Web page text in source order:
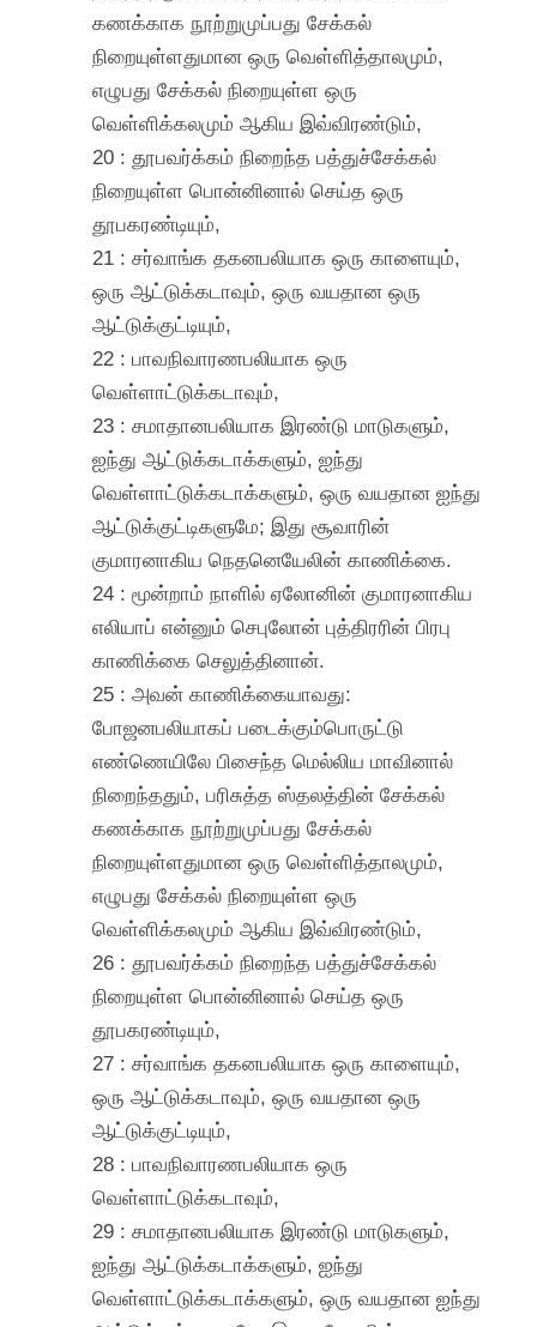
கணக்காக நூற்றுமுப்பது சேக்கல்
நிறையுள்ளதுமான ஒரு வெள்ளித்தாலமும்,
எழுபது சேக்கல் நிறையுள்ள ஒரு
வெள்ளிக்கலமும் ஆகிய இவ்விரண்டும்,
20 : தூபவர்க்கம் நிறைந்த பத்துச்சேக்கல்
நிறையுள்ள பொன்னினால் செய்த ஒரு
தூபகரண்டியும்,
21 : சர்வாங்க தகனபலியாக ஒரு காளையும்,
ஒரு ஆட்டுக்கடாவும், ஒரு வயதான ஒரு
ஆட்டுக்குட்டியும்,
22 : பாவநிவாரணபலியாக ஒரு
வெள்ளாட்டுக்கடாவும்,
23 : சமாதானபலியாக இரண்டு மாடுகளும்,
ஐந்து ஆட்டுக்கடாக்களும், ஐந்து
வெள்ளாட்டுக்கடாக்களும், ஒரு வயதான ஐந்து
ஆட்டுக்குட்டிகளுமே; இது சூவாரின்
குமாரனாகிய நெதனெயேலின் காணிக்கை.
24 : மூன்றாம் நாளில் ஏலோனின் குமாரனாகிய
எலியாப் என்னும் செபுலோன் புத்திரரின் பிரபு
காணிக்கை செலுத்தினான்.
25 : அவன் காணிக்கையாவது:
போஜனபலியாகப் படைக்கும்பொருட்டு
எண்ணெயிலே பிசைந்த மெல்லிய மாவினால்
நிறைந்ததும், பரிசுத்த ஸ்தலத்தின் சேக்கல்
கணக்காக நூற்றுமுப்பது சேக்கல்
நிறையுள்ளதுமான ஒரு வெள்ளித்தாலமும்,
எழுபது சேக்கல் நிறையுள்ள ஒரு
வெள்ளிக்கலமும் ஆகிய இவ்விரண்டும்,
26 : தூபவர்க்கம் நிறைந்த பத்துச்சேக்கல்
நிறையுள்ள பொன்னினால் செய்த ஒரு
தூபகரண்டியும்,
27 : சர்வாங்க தகனபலியாக ஒரு காளையும்,
ஒரு ஆட்டுக்கடாவும், ஒரு வயதான ஒரு
ஆட்டுக்குட்டியும்,
28 : பாவநிவாரணபலியாக ஒரு
வெள்ளாட்டுக்கடாவும்,
29 : சமாதானபலியாக இரண்டு மாடுகளும்,
ஐந்து ஆட்டுக்கடாக்களும், ஐந்து
வெள்ளாட்டுக்கடாக்களும், ஒரு வயதான ஐந்து